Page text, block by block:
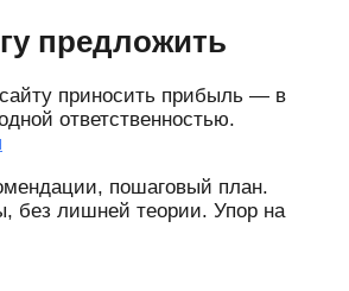
предложить
приносить прибыль — в
ответственностью.
пошаговый план.
без лишней теории. Упор на